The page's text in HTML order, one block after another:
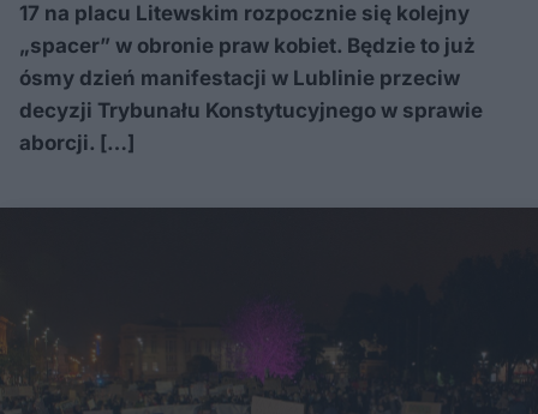
17 na placu Litewskim rozpocznie się kolejny
„spacer” w obronie praw kobiet. Będzie to już
ósmy dzień manifestacji w Lublinie przeciw
decyzji Trybunału Konstytucyjnego w sprawie
aborcji. […]